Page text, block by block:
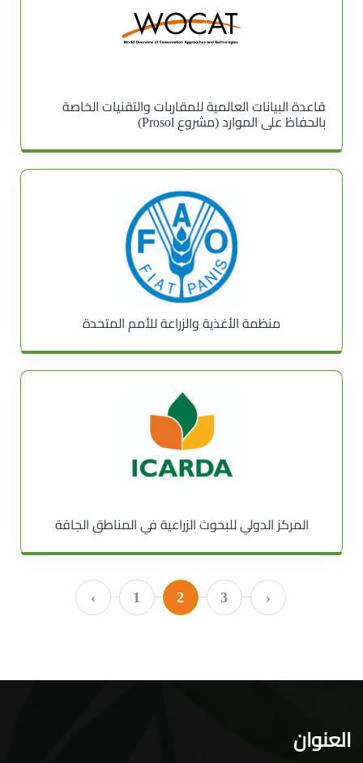
قاعدة البيانات العالمية للمقاربات والتقنيات الخاصة
بالحفاظ على الموارد (مشروع Prosol)
منظمة الأغذية والزراعة للأمم المتحدة
المركز الدولي للبحوث الزراعية في المناطق الجافة
‹ 1 2 3 ›
العنوان